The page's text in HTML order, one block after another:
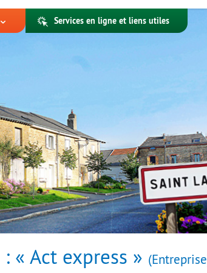
Services en ligne et liens utiles
: « Act express » Entreprise